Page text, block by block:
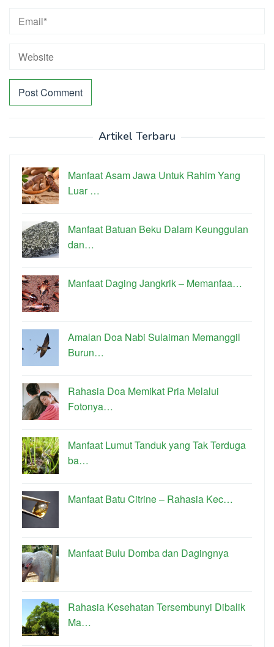
Artikel Terbaru
Manfaat Asam Jawa Untuk Rahim Yang
Luar …
Manfaat Batuan Beku Dalam Keunggulan
dan…
Manfaat Daging Jangkrik – Memanfaa…
Amalan Doa Nabi Sulaiman Memanggil
Burun…
Rahasia Doa Memikat Pria Melalui
Fotonya…
Manfaat Lumut Tanduk yang Tak Terduga
ba…
Manfaat Batu Citrine – Rahasia Kec…
Manfaat Bulu Domba dan Dagingnya
Rahasia Kesehatan Tersembunyi Dibalik
Ma…